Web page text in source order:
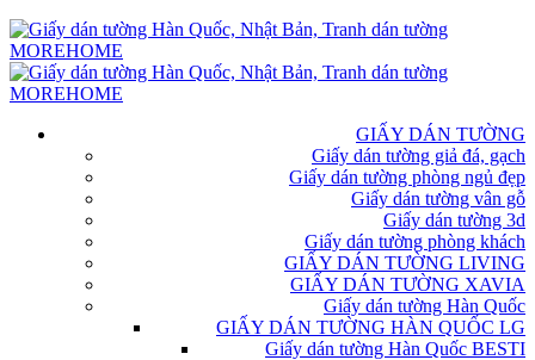
GIẤY DÁN TƯỜNG
Giấy dán tường giả đá, gạch
Giấy dán tường phòng ngủ đẹp
Giấy dán tường vân gỗ
Giấy dán tường 3d
Giấy dán tường phòng khách
GIẤY DÁN TƯỜNG LIVING
GIẤY DÁN TƯỜNG XAVIA
Giấy dán tường Hàn Quốc
GIẤY DÁN TƯỜNG HÀN QUỐC LG
Giấy dán tường Hàn Quốc BESTI